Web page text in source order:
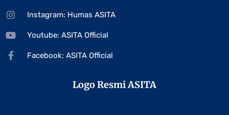
Instagram: Humas ASITA
Youtube: ASITA Official
Facebook: ASITA Official
Logo Resmi ASITA